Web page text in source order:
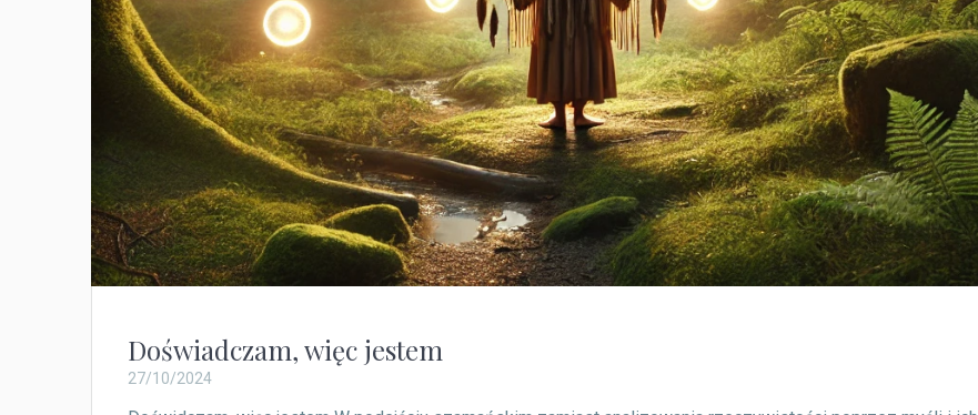
Doświadczam, więc jestem
27/10/2024